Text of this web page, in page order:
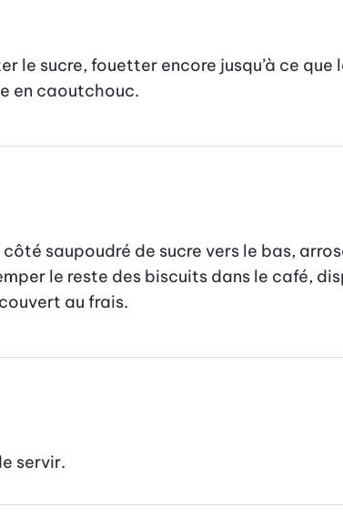
le sucre, fouetter encore jusqu’à ce
en caoutchouc.
saupoudré de sucre vers le bas,
le reste des biscuits dans le café,
au frais.
servir.